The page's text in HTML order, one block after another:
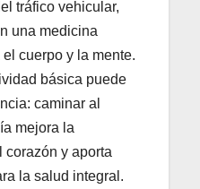
tráfico vehicular,
una medicina
cuerpo y la mente.
básica puede
caminar al
mejora la
corazón y aporta
la salud integral.